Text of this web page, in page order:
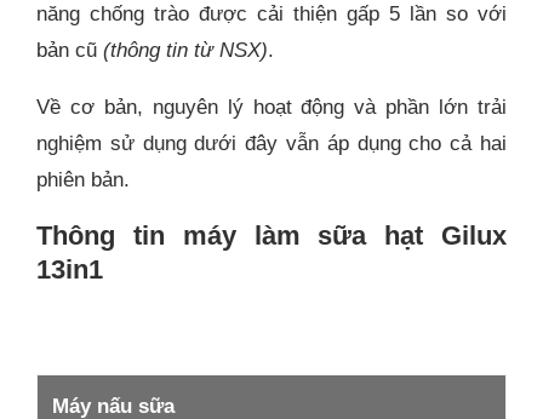
năng chống trào được cải thiện gấp 5 lần so với
bản cũ (thông tin từ NSX).
Về cơ bản, nguyên lý hoạt động và phần lớn trải
nghiệm sử dụng dưới đây vẫn áp dụng cho cả hai
phiên bản.
Thông tin máy làm sữa hạt Gilux
13in1
Máy nấu sữa